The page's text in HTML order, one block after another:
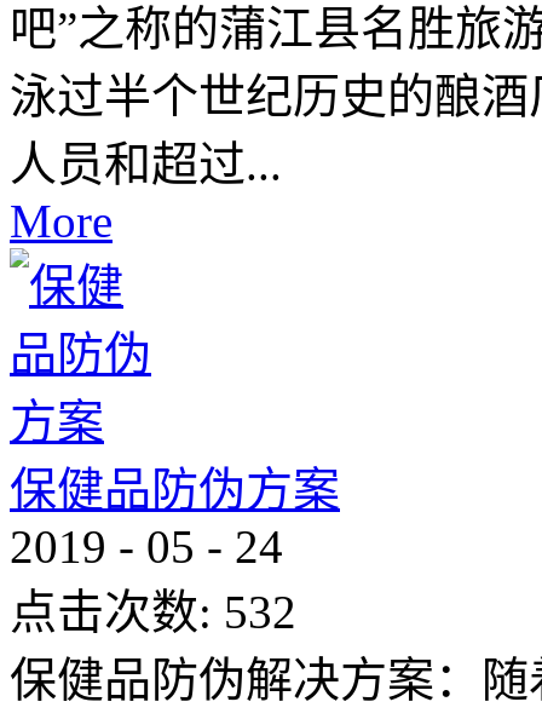
吧”之称的蒲江县名胜旅
泳过半个世纪历史的酿
人员和超过...
More
保健品防伪方案
2019 - 05 - 24
点击次数: 532
保健品防伪解决方案：